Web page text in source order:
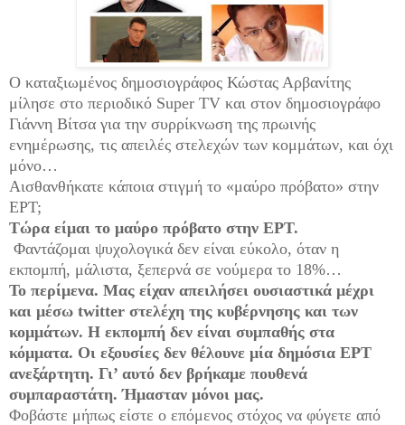
Ο καταξιωμένος δημοσιογράφος Κώστας Αρβανίτης
μίλησε στο περιοδικό Super TV και στον δημοσιογράφο
Γιάννη Βίτσα για την συρρίκνωση της πρωινής
ενημέρωσης, τις απειλές στελεχών των κομμάτων, και όχι
μόνο…
Αισθανθήκατε κάποια στιγμή το «μαύρο πρόβατο» στην
ΕΡΤ;
Τώρα είμαι το μαύρο πρόβατο στην ΕΡΤ.
Φαντάζομαι ψυχολογικά δεν είναι εύκολο, όταν η
εκπομπή, μάλιστα, ξεπερνά σε νούμερα το 18%…
Το περίμενα. Μας είχαν απειλήσει ουσιαστικά μέχρι
και μέσω twitter στελέχη της κυβέρνησης και των
κομμάτων. Η εκπομπή δεν είναι συμπαθής στα
κόμματα. Οι εξουσίες δεν θέλουνε μία δημόσια ΕΡΤ
ανεξάρτητη. Γι’ αυτό δεν βρήκαμε πουθενά
συμπαραστάτη. Ήμασταν μόνοι μας.
Φοβάστε μήπως είστε ο επόμενος στόχος να φύγετε από